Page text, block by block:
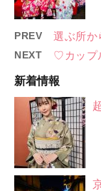
PREV 選ぶ所か
NEXT ♡カップ
新着情報